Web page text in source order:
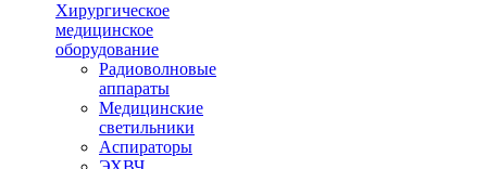
Хирургическое
медицинское
оборудование
Радиоволновые
аппараты
Медицинские
светильники
Аспираторы